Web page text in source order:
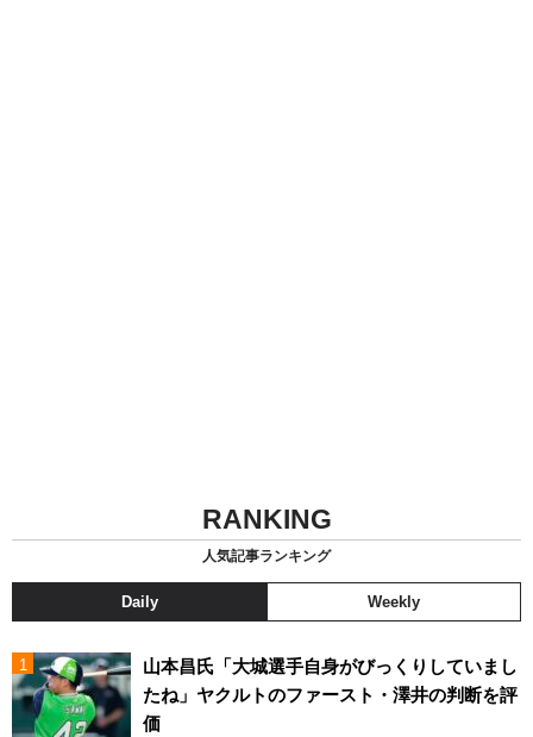
RANKING
人気記事ランキング
Daily Weekly
山本昌氏「大城選手自身がびっくりしていまし
たね」ヤクルトのファースト・澤井の判断を評
価